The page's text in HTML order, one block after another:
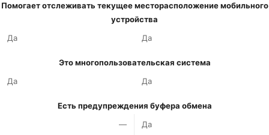
Помогает отслеживать текущее месторасположение мобильного
устройства
Да
Да
Это многопользовательская система
Да
Да
Есть предупреждения буфера обмена
—
Да